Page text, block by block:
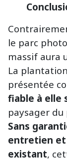
le parc
massif aura
La
présentée
fiable à elle
paysager du
Sans
entretien et
existant,